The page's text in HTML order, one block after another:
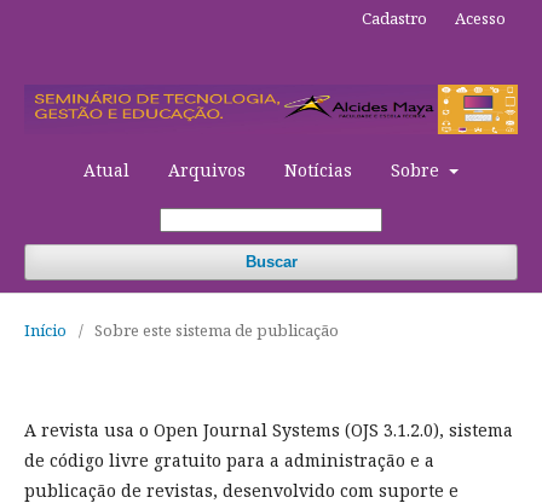
Atual Arquivos Notícias Sobre
Buscar
Cadastro Acesso
Início / Sobre este sistema de publicação
A revista usa o Open Journal Systems (OJS 3.1.2.0), sistema
de código livre gratuito para a administração e a
publicação de revistas, desenvolvido com suporte e